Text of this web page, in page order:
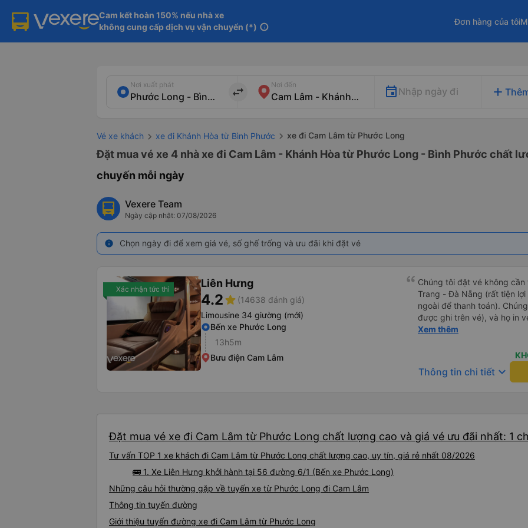
Cam kết hoàn 150% nếu nhà xe
không cung cấp dịch vụ vận chuyển (*) info
Đơn hàng của tôi
Nơi xuất phát
import_export
Nơi đến
Nhập ngày đi add
Vé xe khách xe đi Khánh Hòa từ Bình Phước xe đi Cam Lâm từ Phước Long
Đặt mua vé xe 4 nhà xe đi Cam Lâm - Khánh Hòa từ Phước Long - Bình Phước chất
chuyến mỗi ngày
Vexere Team
Ngày cập nhật: 07/08/2026
info Chọn ngày đi để xem giá vé, số ghế trống và ưu đãi khi đặt vé
Xác nhận tức thì Liên Hưng
4.2star (14638 đánh giá)
Limousine 34 giường (mới)
Bến xe Phước Long
13h5m
Bưu điện Cam Lâm
Chúng tôi đặt vé không
Trang - Đà Nẵng (rất tiện
ngoài để thanh toán).
được ghi trên vé), và họ in
tôi cũng quyết định mua vé
buýt nhỏ đến điểm hẹn,
Tôi khuyên bạn nên mang
mỏng, vì thỉnh thoảng trời
từ Đà Nẵng (bến xe Đà
nhưng vẫn khá thoải mái và
Trang và sau đó được đưa
Xem thêm
Thông tin chi tiết keyboard_arrow_down
Đặt mua vé xe đi Cam Lâm từ Phước Long chất lượng cao và giá vé ưu đãi nhất: 1
Tư vấn TOP 1 xe khách đi Cam Lâm từ Phước Long chất lượng cao, uy tín, giá rẻ nhất 08/2026
🚌 1. Xe Liên Hưng khởi hành tại 56 đường 6/1 (Bến xe Phước Long)
Những câu hỏi thường gặp về tuyến xe từ Phước Long đi Cam Lâm
Thông tin tuyến đường
Giới thiệu tuyến đường xe đi Cam Lâm từ Phước Long